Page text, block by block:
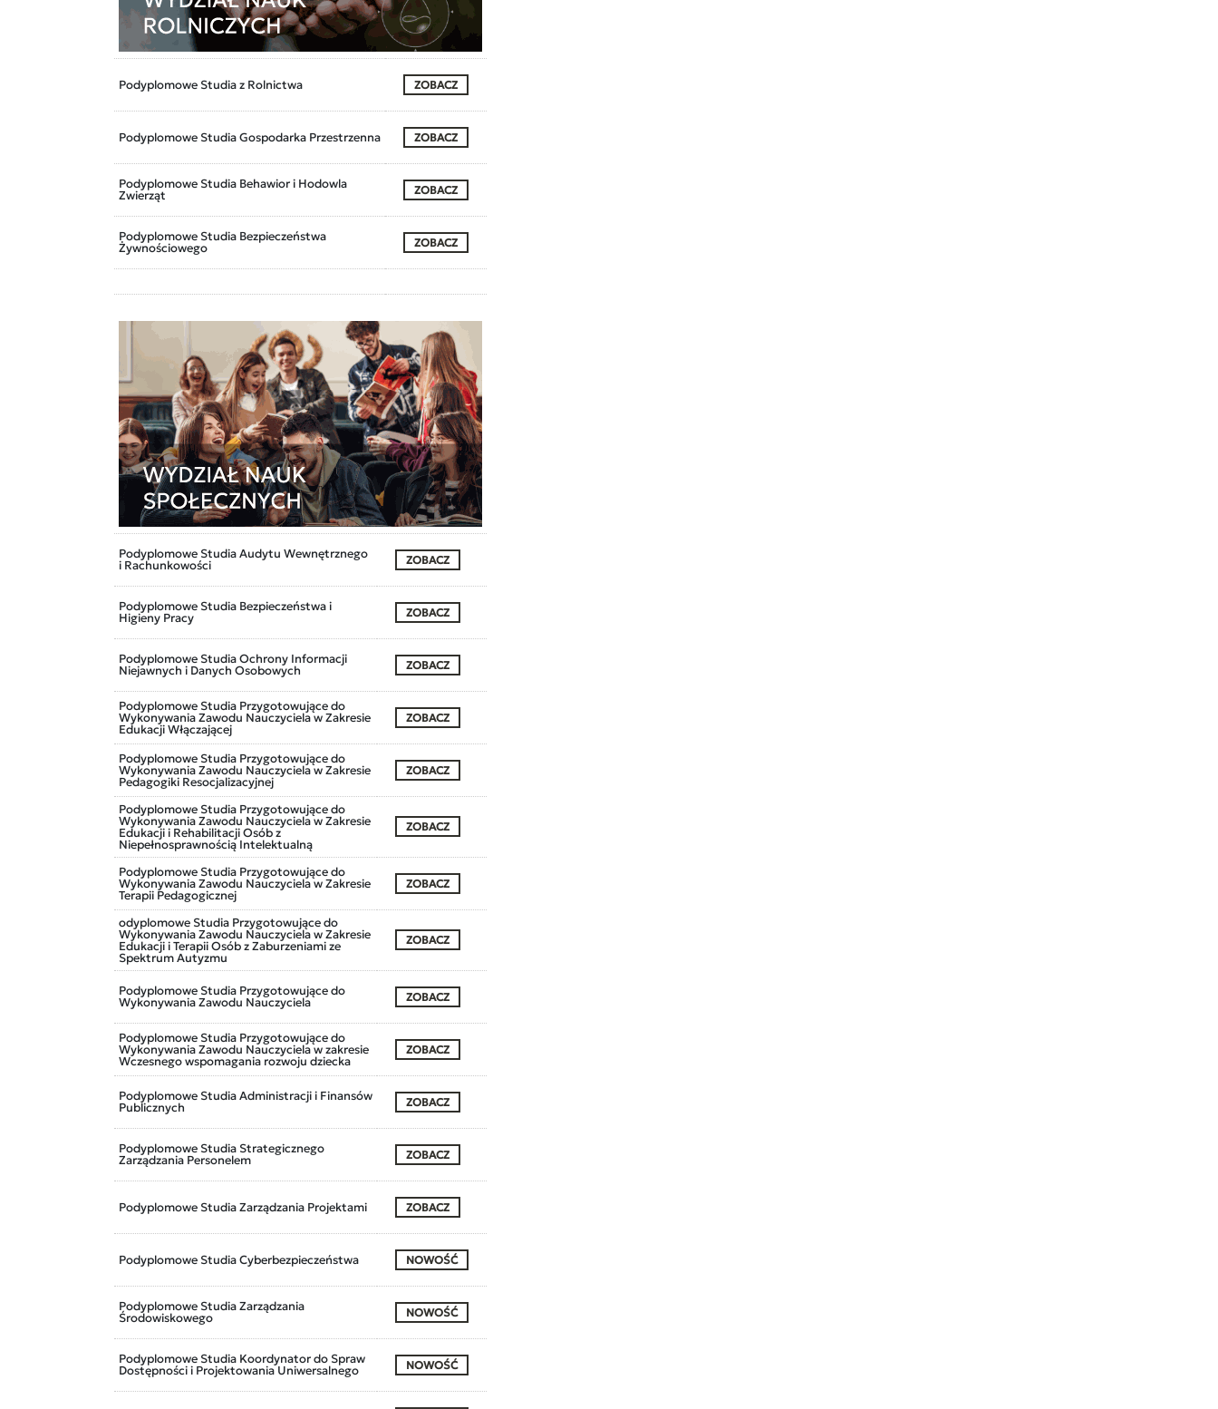
Podyplomowe Studia z Rolnictwa ZOBACZ
Podyplomowe Studia Gospodarka Przestrzenna ZOBACZ
Podyplomowe Studia Behawior i Hodowla
Zwierząt ZOBACZ
Podyplomowe Studia Bezpieczeństwa
Żywnościowego ZOBACZ
Podyplomowe Studia Audytu Wewnętrznego
i Rachunkowości ZOBACZ
Podyplomowe Studia Bezpieczeństwa i
Higieny Pracy ZOBACZ
Podyplomowe Studia Ochrony Informacji
Niejawnych i Danych Osobowych ZOBACZ
Podyplomowe Studia Przygotowujące do
Wykonywania Zawodu Nauczyciela w Zakresie
Edukacji Włączającej
ZOBACZ
Podyplomowe Studia Przygotowujące do
Wykonywania Zawodu Nauczyciela w Zakresie
Pedagogiki Resocjalizacyjnej
ZOBACZ
Podyplomowe Studia Przygotowujące do
Wykonywania Zawodu Nauczyciela w Zakresie
Edukacji i Rehabilitacji Osób z
Niepełnosprawnością Intelektualną
ZOBACZ
Podyplomowe Studia Przygotowujące do
Wykonywania Zawodu Nauczyciela w Zakresie
Terapii Pedagogicznej
ZOBACZ
odyplomowe Studia Przygotowujące do
Wykonywania Zawodu Nauczyciela w Zakresie
Edukacji i Terapii Osób z Zaburzeniami ze
Spektrum Autyzmu
ZOBACZ
Podyplomowe Studia Przygotowujące do
Wykonywania Zawodu Nauczyciela ZOBACZ
Podyplomowe Studia Przygotowujące do
Wykonywania Zawodu Nauczyciela w zakresie
Wczesnego wspomagania rozwoju dziecka
ZOBACZ
Podyplomowe Studia Administracji i Finansów
Publicznych ZOBACZ
Podyplomowe Studia Strategicznego
Zarządzania Personelem ZOBACZ
Podyplomowe Studia Zarządzania Projektami ZOBACZ
Podyplomowe Studia Cyberbezpieczeństwa NOWOŚĆ
Podyplomowe Studia Zarządzania
Środowiskowego NOWOŚĆ
Podyplomowe Studia Koordynator do Spraw
Dostępności i Projektowania Uniwersalnego NOWOŚĆ